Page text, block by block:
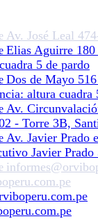
Av. José Leal
Elias Aguirre
5 de pardo
Dos de Mayo
altura cuadra
Av.
- Torre 3B,
Av. Javier Prado
Javier Prado